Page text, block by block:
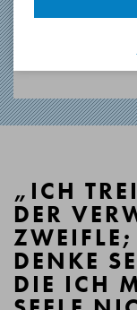
75 Minuten. Keine
„ICH
DER
DENKE
DIE ICH